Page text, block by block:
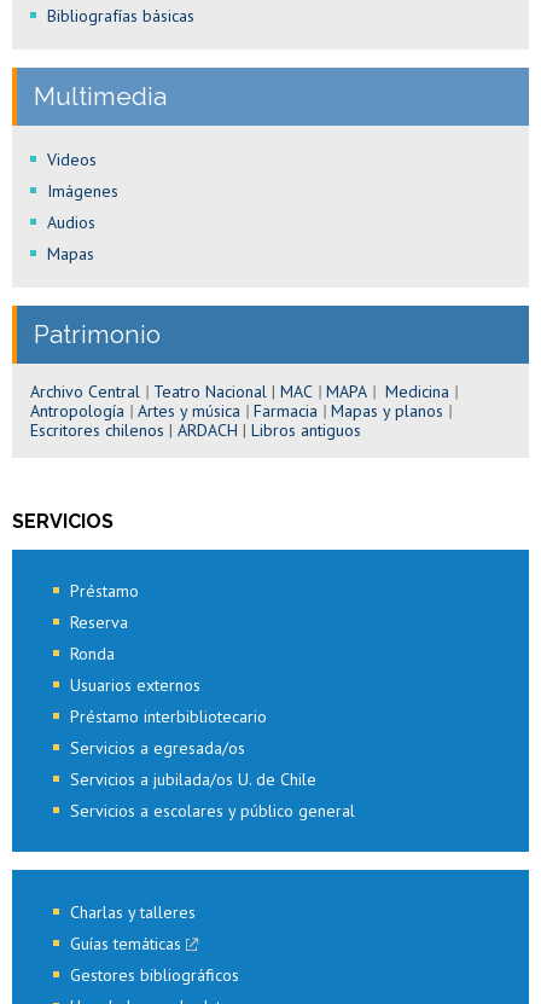
Bibliografías básicas
Multimedia
Videos
Imágenes
Audios
Mapas
Patrimonio
Archivo Central | Teatro Nacional | MAC | MAPA | Medicina |
Antropología | Artes y música | Farmacia | Mapas y planos |
Escritores chilenos | ARDACH | Libros antiguos
SERVICIOS
Préstamo
Reserva
Ronda
Usuarios externos
Préstamo interbibliotecario
Servicios a egresada/os
Servicios a jubilada/os U. de Chile
Servicios a escolares y público general
Charlas y talleres
Guías temáticas
Gestores bibliográficos